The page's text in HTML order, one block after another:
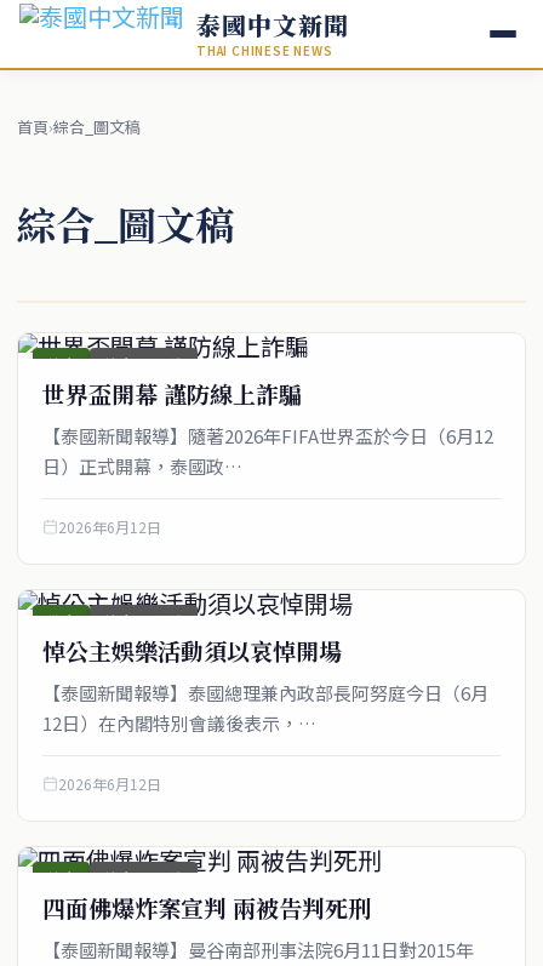
泰國中文新聞
THAI CHINESE NEWS
首頁›綜合_圖文稿
綜合_圖文稿
綜合 綜合_圖文稿
世界盃開幕 謹防線上詐騙
【泰國新聞報導】隨著2026年FIFA世界盃於今日（6月12
日）正式開幕，泰國政…
2026年6月12日
綜合 綜合_圖文稿
悼公主娛樂活動須以哀悼開場
【泰國新聞報導】泰國總理兼內政部長阿努庭今日（6月
12日）在內閣特別會議後表示，…
2026年6月12日
綜合 綜合_圖文稿
四面佛爆炸案宣判 兩被告判死刑
【泰國新聞報導】曼谷南部刑事法院6月11日對2015年